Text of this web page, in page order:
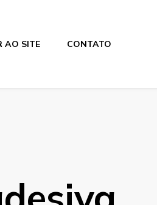
AO SITE CONTATO